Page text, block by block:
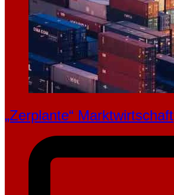
„Zerplante“ Marktwirtschaft